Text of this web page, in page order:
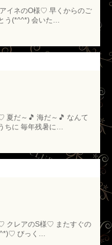
イネのO様♡ 早くからのご
う(*^^*) 会いた…
夏だ～🎵 海だ～🎵 なんて
ちに 毎年残暑に…
クレアのS様♡ またすぐの
びっく…